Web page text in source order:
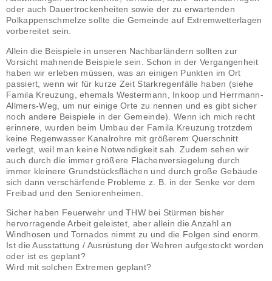
oder auch Dauertrockenheiten sowie der zu erwartenden
Polkappenschmelze sollte die Gemeinde auf Extremwetterlagen
vorbereitet sein.
Allein die Beispiele in unseren Nachbarländern sollten zur
Vorsicht mahnende Beispiele sein. Schon in der Vergangenheit
haben wir erleben müssen, was an einigen Punkten im Ort
passiert, wenn wir für kurze Zeit Starkregenfälle haben (siehe
Famila Kreuzung, ehemals Westermann, Inkoop und Herrmann-
Allmers-Weg, um nur einige Orte zu nennen und es gibt sicher
noch andere Beispiele in der Gemeinde). Wenn ich mich recht
erinnere, wurden beim Umbau der Famila Kreuzung trotzdem
keine Regenwasser Kanalrohre mit größerem Querschnitt
verlegt, weil man keine Notwendigkeit sah. Zudem sehen wir
auch durch die immer größere Flächenversiegelung durch
immer kleinere Grundstücksflächen und durch große Gebäude
sich dann verschärfende Probleme z. B. in der Senke vor dem
Freibad und den Seniorenheimen.
Sicher haben Feuerwehr und THW bei Stürmen bisher
hervorragende Arbeit geleistet, aber allein die Anzahl an
Windhosen und Tornados nimmt zu und die Folgen sind enorm.
Ist die Ausstattung / Ausrüstung der Wehren aufgestockt worden
oder ist es geplant?
Wird mit solchen Extremen geplant?